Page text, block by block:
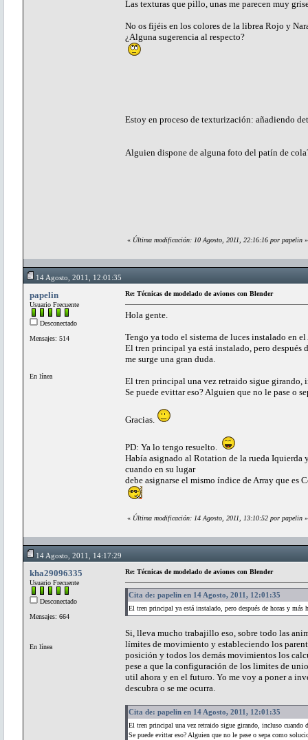
Las texturas que pillo, unas me parecen muy
No os fijéis en los colores de la librea Rojo y
¿Alguna sugerencia al respecto?
Estoy en proceso de texturización: añadiendo
Alguien dispone de alguna foto del patín de
« Última modificación: 10 Agosto, 2011, 22:16:16 por papelin »
14 Agosto, 2011, 12:01:35
papelin
Usuario Frecuente
Desconectado
Mensajes: 514
En línea
Re: Técnicas de modelado de aviones con Blender
Hola gente.
Tengo ya todo el sistema de luces instalado en
El tren principal ya está instalado, pero después
me surge una gran duda.
El tren principal una vez retraido sigue girando,
Se puede evittar eso? Alguien que no le pase o
Gracias.
PD: Ya lo tengo resuelto.
Había asignado al Rotation de la rueda Iquierda
cuando en su lugar
debe asignarse el mismo índice de Array que es
« Última modificación: 14 Agosto, 2011, 13:10:52 por papelin »
14 Agosto, 2011, 14:17:29
kha29096335
Usuario Frecuente
Desconectado
Mensajes: 664
En línea
Re: Técnicas de modelado de aviones con Blender
Cita de: papelin en 14 Agosto, 2011, 12:01:35
El tren principal ya está instalado, pero después de horas y
Si, lleva mucho trabajillo eso, sobre todo las
límites de movimiento y estableciendo los
posición y todos los demás movimientos los
pese a que la configuración de los limites de
util ahora y en el futuro. Yo me voy a poner a
descubra o se me ocurra.
Cita de: papelin en 14 Agosto, 2011, 12:01:35
El tren principal una vez retraido sigue girando, incluso cuando
Se puede evittar eso? Alguien que no le pase o sepa como